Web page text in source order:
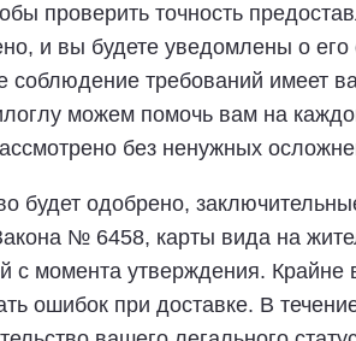
проверить точность
и вы будете уведомлены о
требований имеет
можем помочь вам на
без ненужных
будет одобрено,
№ 6458, карты вида на
с момента утверждения.
ошибок при доставке. В